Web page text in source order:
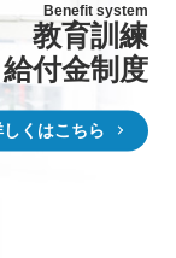
Benefit system
教育訓練
給付金制度
しくはこちら